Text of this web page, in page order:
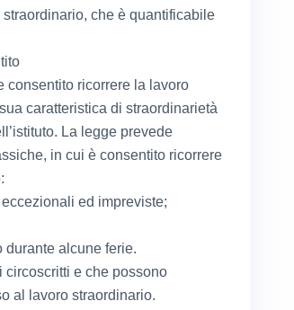
che è quantificabile
consentito ricorrere la lavoro
caratteristica di straordinarietà
La legge prevede
in cui è consentito ricorrere
ed impreviste;
durante alcune ferie.
circoscritti e che possono
al lavoro straordinario.